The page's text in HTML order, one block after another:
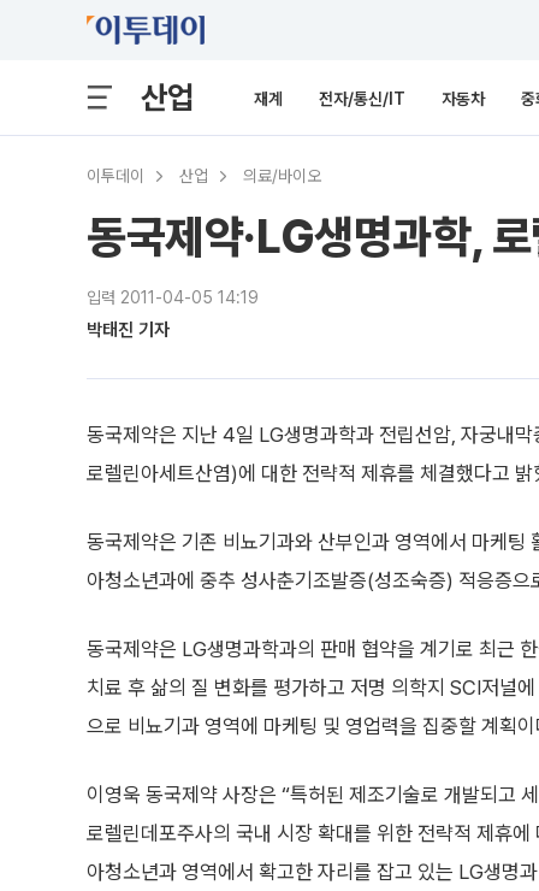
산업 재계 전자/통신/IT 자동차 중
이투데이 산업 의료/바이오
동국제약·LG생명과학,
입력 2011-04-05 14:19
박태진 기자
동국제약은 지난 4일 LG생명과학과 전립선암, 자궁내
로렐린아세트산염)에 대한 전략적 제휴를 체결했다고 밝
동국제약은 기존 비뇨기과와 산부인과 영역에서 마케
아청소년과에 중추 성사춘기조발증(성조숙증) 적응증으
동국제약은 LG생명과학과의 판매 협약을 계기로 최근
치료 후 삶의 질 변화를 평가하고 저명 의학지 SCI저널
으로 비뇨기과 영역에 마케팅 및 영업력을 집중할 계획
이영욱 동국제약 사장은 “특허된 제조기술로 개발되고
로렐린데포주사의 국내 시장 확대를 위한 전략적 제휴에
아청소년과 영역에서 확고한 자리를 잡고 있는 LG생명